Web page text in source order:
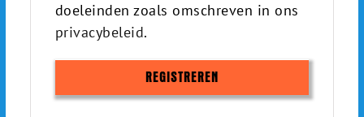
doeleinden zoals omschreven in ons
privacybeleid.
REGISTREREN